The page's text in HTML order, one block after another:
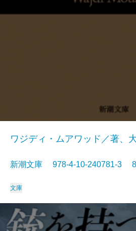
ワジディ・ムアワッド／著、
新潮文庫 978-4-10-240781-3
文庫